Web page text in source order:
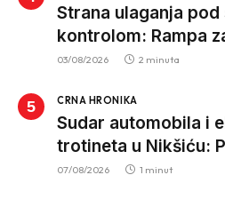
Strana ulaganja
kontrolom: Rampa
03/08/2026 2 minuta
CRNA HRONIKA
Sudar automobila i
trotineta u Nikšiću:
trotineta, prebačen
07/08/2026 1 minut